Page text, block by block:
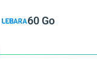
60 Go